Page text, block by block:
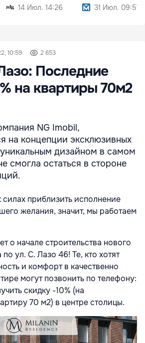
14 Июл. 14:26
31 Июл. 09:57
10:59 2 653
Последние
на квартиры 70м2
NG Imobil,
на концепции эксклюзивных
дизайном в самом
смогла остаться в стороне
приблизить исполнение
желания, значит, мы работаем
о начале строительства нового
по ул. С. Лазо 46! Те, кто хотят
и комфорт в качественно
могут позвонить по телефону:
скидку -10% (на
70 м2) в центре столицы.